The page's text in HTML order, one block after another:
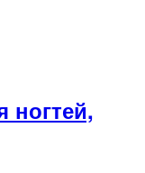
ногтей,